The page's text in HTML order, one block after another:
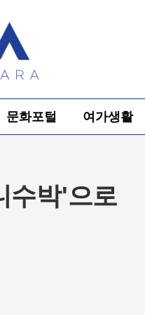
문화포털 여가생활
수박'으로